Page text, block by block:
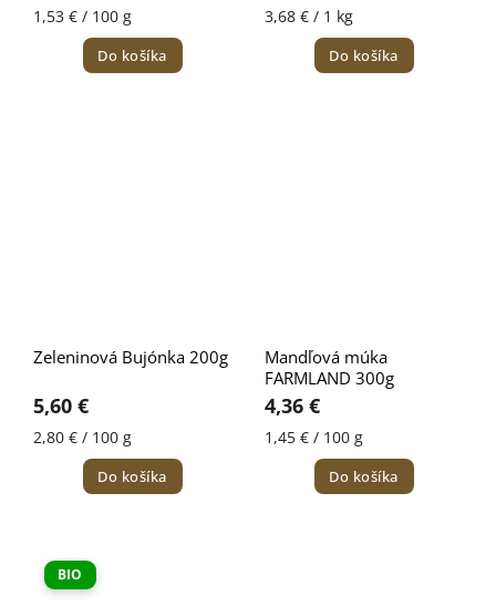
1,53 € / 100 g
Do košíka
3,68 € / 1 kg
Do košíka
Zeleninová Bujónka 200g
5,60 €
2,80 € / 100 g
Do košíka
Mandľová múka
FARMLAND 300g
4,36 €
1,45 € / 100 g
Do košíka
BIO